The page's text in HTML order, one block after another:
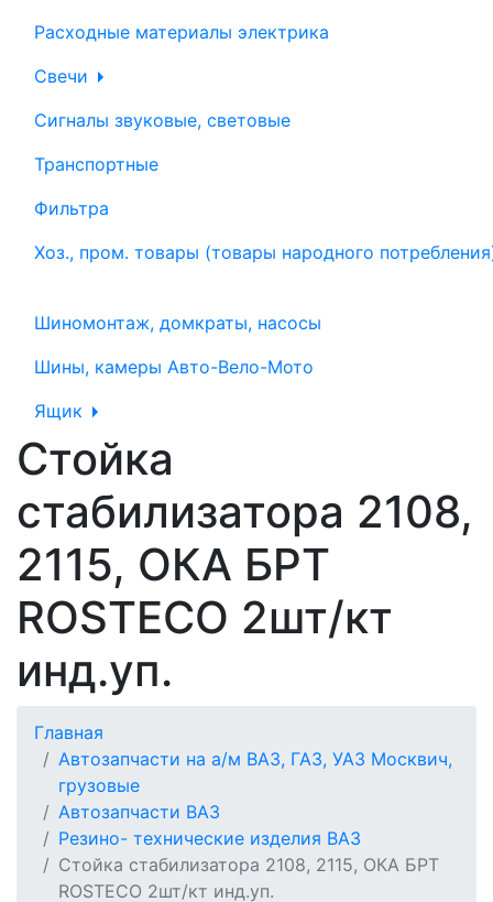
Расходные материалы электрика
Свечи
Сигналы звуковые, световые
Транспортные
Фильтра
Хоз., пром. товары (товары народного
Шиномонтаж, домкраты, насосы
Шины, камеры Авто-Вело-Мото
Ящик
Стойка
стабилизатора 2108,
2115, ОКА БРТ
ROSTECO 2шт/кт
инд.уп.
Главная
Автозапчасти на а/м ВАЗ, ГАЗ, УАЗ Москвич,
грузовые
Автозапчасти ВАЗ
Резино- технические изделия ВАЗ
Стойка стабилизатора 2108, 2115, ОКА БРТ
ROSTECO 2шт/кт инд.уп.